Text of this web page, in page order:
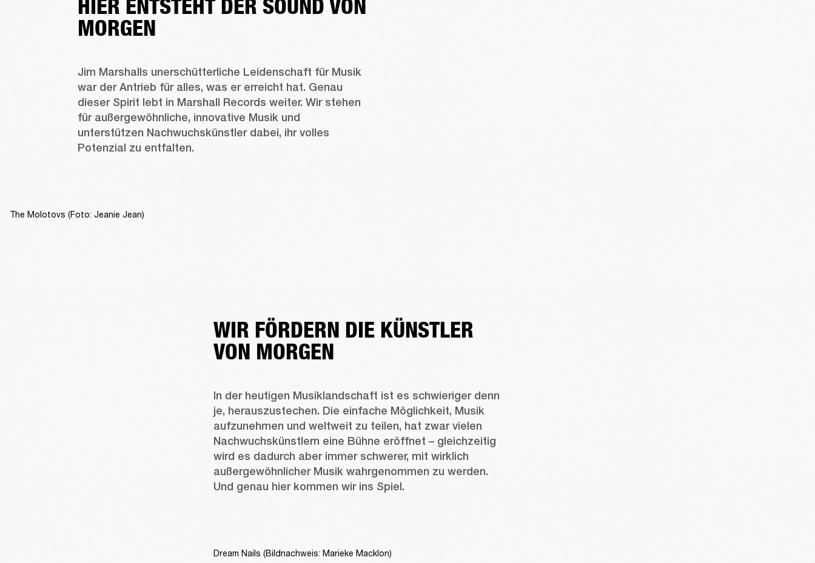
HIER ENTSTEHT DER SOUND VON
MORGEN
Jim Marshalls unerschütterliche Leidenschaft für Musik
war der Antrieb für alles, was er erreicht hat. Genau
dieser Spirit lebt in Marshall Records weiter. Wir stehen
für außergewöhnliche, innovative Musik und
unterstützen Nachwuchskünstler dabei, ihr volles
Potenzial zu entfalten.
The Molotovs (Foto: Jeanie Jean)
WIR FÖRDERN DIE KÜNSTLER
VON MORGEN
In der heutigen Musiklandschaft ist es schwieriger denn
je, herauszustechen. Die einfache Möglichkeit, Musik
aufzunehmen und weltweit zu teilen, hat zwar vielen
Nachwuchskünstlern eine Bühne eröffnet – gleichzeitig
wird es dadurch aber immer schwerer, mit wirklich
außergewöhnlicher Musik wahrgenommen zu werden.
Und genau hier kommen wir ins Spiel.
Dream Nails (Bildnachweis: Marieke Macklon)